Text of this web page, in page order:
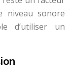
niveau sonore
d’utiliser un